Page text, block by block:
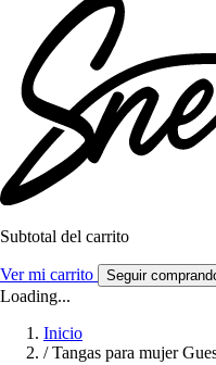
Subtotal del carrito
Ver mi carrito Seguir
Loading...
Inicio
/ Tangas para mujer